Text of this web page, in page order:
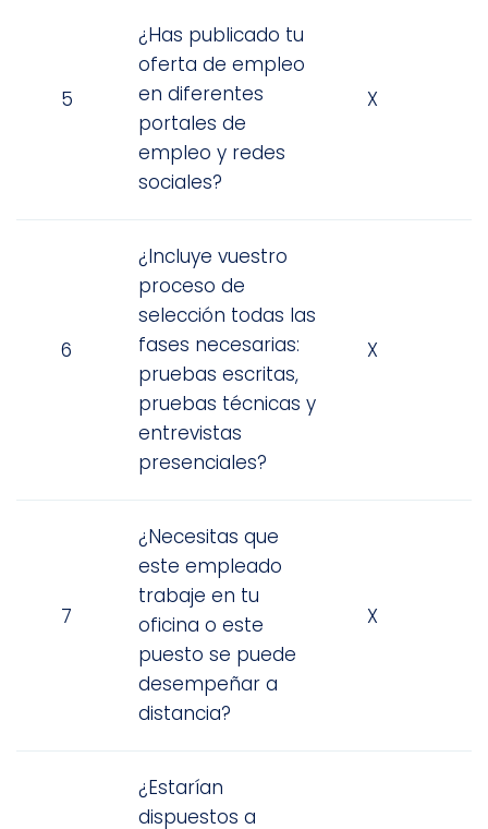
5
¿Has publicado tu
oferta de empleo
en diferentes
portales de
empleo y redes
sociales?
X
6
¿Incluye vuestro
proceso de
selección todas las
fases necesarias:
pruebas escritas,
pruebas técnicas y
entrevistas
presenciales?
X
7
¿Necesitas que
este empleado
trabaje en tu
oficina o este
puesto se puede
desempeñar a
distancia?
X
¿Estarían
dispuestos a